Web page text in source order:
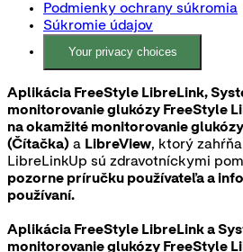
Podmienky ochrany súkromia
Súkromie údajov
Your privacy choices
Aplikácia FreeStyle LibreLink,
monitorovanie glukózy FreeStyle
na okamžité monitorovanie
(Čítačka) a LibreView, ktorý
LibreLinkUp sú zdravotníckymi
pozorne príručku používateľa a
používaní.
Aplikácia FreeStyle LibreLink a
monitorovanie glukózy FreeStyle